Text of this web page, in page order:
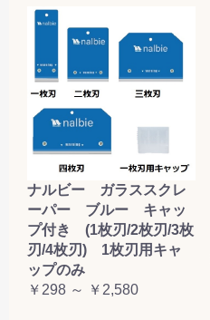
ナルビー ガラススクレ
ーパー ブルー キャッ
プ付き (1枚刃/2枚刃/3枚
刃/4枚刃) 1枚刃用キャ
ップのみ
￥298 ～ ￥2,580